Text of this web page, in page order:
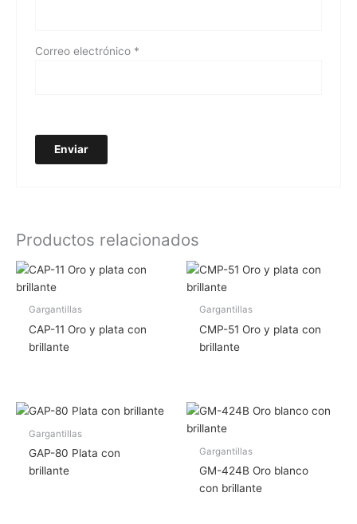
Correo electrónico *
Productos relacionados
Gargantillas
CAP-11 Oro y plata con
brillante
Gargantillas
CMP-51 Oro y plata con
brillante
Gargantillas
GAP-80 Plata con
brillante
Gargantillas
GM-424B Oro blanco
con brillante